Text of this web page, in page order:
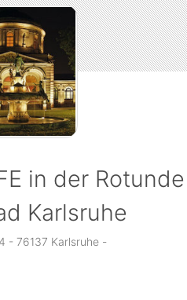
in der Rotunde
Karlsruhe
- 76137 Karlsruhe -